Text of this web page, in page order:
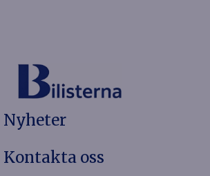
Nyheter
Kontakta oss